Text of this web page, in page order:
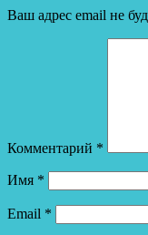
Ваш адрес email не
Комментарий *
Имя *
Email *